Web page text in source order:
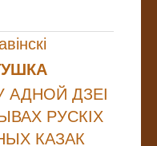
АДНОЙ ДЗЕІ
РУСКІХ
КАЗАК